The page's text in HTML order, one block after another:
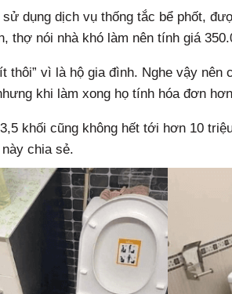
dụng dịch vụ thống tắc bể phốt,
thợ nói nhà khó làm nên tính giá
thôi” vì là hộ gia đình. Nghe vậy
khi làm xong họ tính hóa đơn
khối cũng không hết tới hơn 10
chia sẻ.